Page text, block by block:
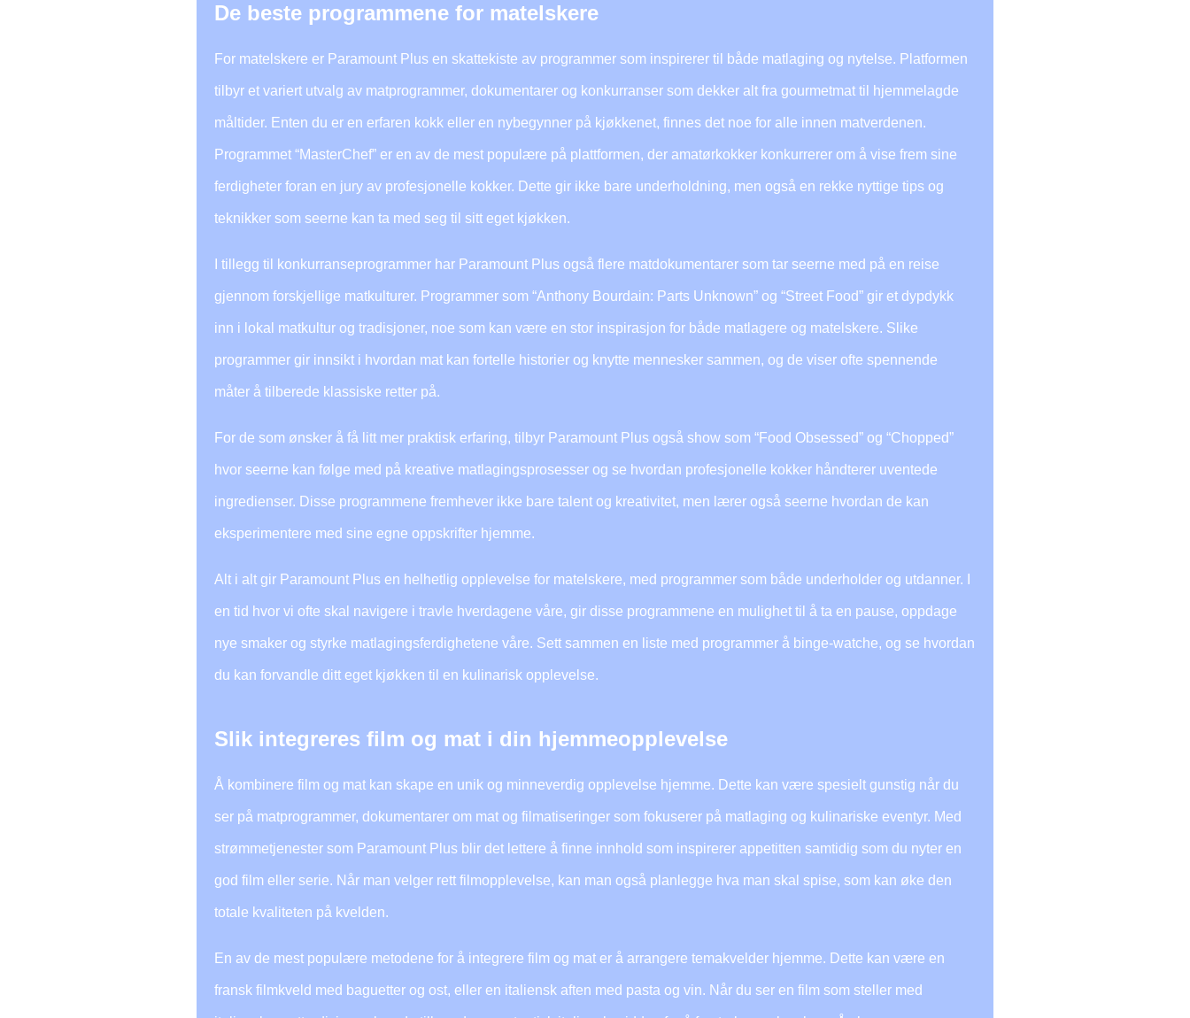
De beste programmene for matelskere
For matelskere er Paramount Plus en skattekiste av programmer som inspirerer til både matlaging og nytelse. Platformen
tilbyr et variert utvalg av matprogrammer, dokumentarer og konkurranser som dekker alt fra gourmetmat til hjemmelagde
måltider. Enten du er en erfaren kokk eller en nybegynner på kjøkkenet, finnes det noe for alle innen matverdenen.
Programmet “MasterChef” er en av de mest populære på plattformen, der amatørkokker konkurrerer om å vise frem sine
ferdigheter foran en jury av profesjonelle kokker. Dette gir ikke bare underholdning, men også en rekke nyttige tips og
teknikker som seerne kan ta med seg til sitt eget kjøkken.
I tillegg til konkurranseprogrammer har Paramount Plus også flere matdokumentarer som tar seerne med på en reise
gjennom forskjellige matkulturer. Programmer som “Anthony Bourdain: Parts Unknown” og “Street Food” gir et dypdykk
inn i lokal matkultur og tradisjoner, noe som kan være en stor inspirasjon for både matlagere og matelskere. Slike
programmer gir innsikt i hvordan mat kan fortelle historier og knytte mennesker sammen, og de viser ofte spennende
måter å tilberede klassiske retter på.
For de som ønsker å få litt mer praktisk erfaring, tilbyr Paramount Plus også show som “Food Obsessed” og “Chopped”
hvor seerne kan følge med på kreative matlagingsprosesser og se hvordan profesjonelle kokker håndterer uventede
ingredienser. Disse programmene fremhever ikke bare talent og kreativitet, men lærer også seerne hvordan de kan
eksperimentere med sine egne oppskrifter hjemme.
Alt i alt gir Paramount Plus en helhetlig opplevelse for matelskere, med programmer som både underholder og utdanner. I
en tid hvor vi ofte skal navigere i travle hverdagene våre, gir disse programmene en mulighet til å ta en pause, oppdage
nye smaker og styrke matlagingsferdighetene våre. Sett sammen en liste med programmer å binge-watche, og se hvordan
du kan forvandle ditt eget kjøkken til en kulinarisk opplevelse.
Slik integreres film og mat i din hjemmeopplevelse
Å kombinere film og mat kan skape en unik og minneverdig opplevelse hjemme. Dette kan være spesielt gunstig når du
ser på matprogrammer, dokumentarer om mat og filmatiseringer som fokuserer på matlaging og kulinariske eventyr. Med
strømmetjenester som Paramount Plus blir det lettere å finne innhold som inspirerer appetitten samtidig som du nyter en
god film eller serie. Når man velger rett filmopplevelse, kan man også planlegge hva man skal spise, som kan øke den
totale kvaliteten på kvelden.
En av de mest populære metodene for å integrere film og mat er å arrangere temakvelder hjemme. Dette kan være en
fransk filmkveld med baguetter og ost, eller en italiensk aften med pasta og vin. Når du ser en film som steller med